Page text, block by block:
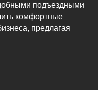
подъездными
комфортные
предлагая